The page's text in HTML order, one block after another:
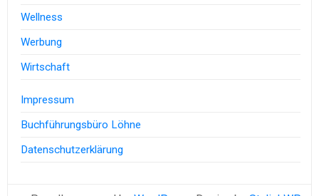
Wellness
Werbung
Wirtschaft
Impressum
Buchführungsbüro Löhne
Datenschutzerklärung